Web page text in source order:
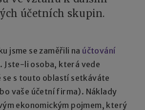
účetních skupin.
jsme se zaměřili na účtování
. Jste-li osoba, která vede
s touto oblastí setkáváte
vaše účetní firma). Náklady
ekonomickým pojmem, který